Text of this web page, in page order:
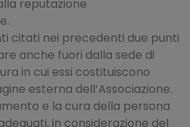
reputazione
citati nei precedenti due punti
anche fuori dalla sede di
in cui essi costituiscono
esterna dell’Associazione.
e la cura della persona
in considerazione del